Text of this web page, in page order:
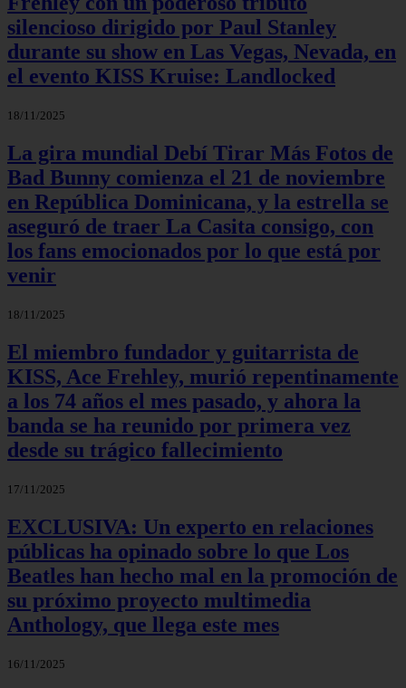
silencioso dirigido por Paul Stanley
durante su show en Las Vegas, Nevada, en
el evento KISS Kruise: Landlocked
18/11/2025
La gira mundial Debí Tirar Más Fotos de
Bad Bunny comienza el 21 de noviembre
en República Dominicana, y la estrella se
aseguró de traer La Casita consigo, con
los fans emocionados por lo que está por
venir
18/11/2025
El miembro fundador y guitarrista de
KISS, Ace Frehley, murió repentinamente
a los 74 años el mes pasado, y ahora la
banda se ha reunido por primera vez
desde su trágico fallecimiento
17/11/2025
EXCLUSIVA: Un experto en relaciones
públicas ha opinado sobre lo que Los
Beatles han hecho mal en la promoción de
su próximo proyecto multimedia
Anthology, que llega este mes
16/11/2025